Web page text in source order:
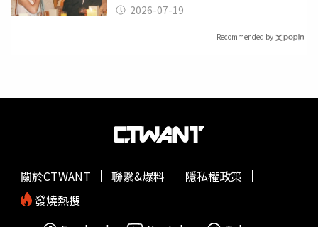
2026-07-19
Recommended by
關於CTWANT 聯繫&爆料
隱私權政策
發燒熱搜